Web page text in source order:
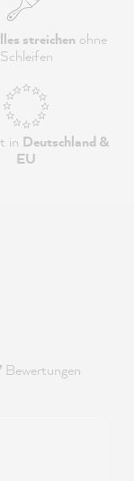
streichen ohne
Schleifen
in Deutschland &
EU
Bewertungen